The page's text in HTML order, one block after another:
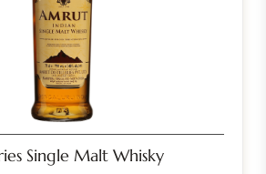
Single Malt Whisky